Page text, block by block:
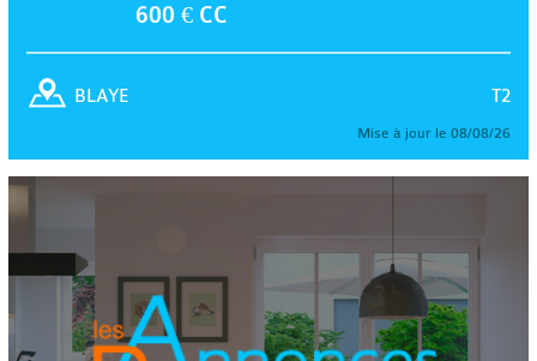
600 € CC
T2
BLAYE
Mise à jour le 08/08/26